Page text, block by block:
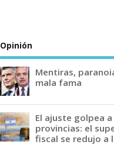
Opinión
Mentiras,
mala fama
El ajuste golpea a
provincias: el
fiscal se redujo a